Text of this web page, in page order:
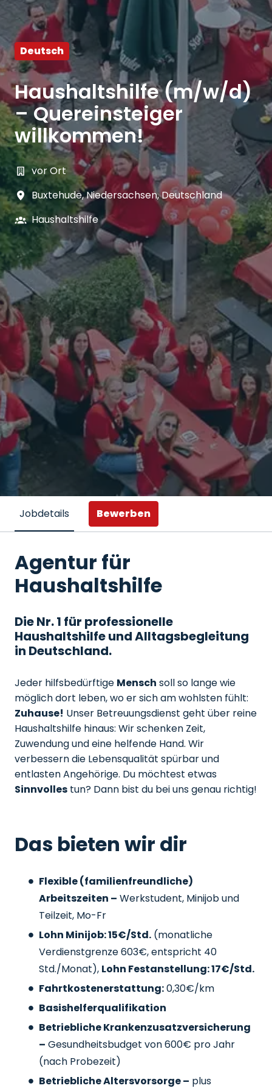
Deutsch
Haushaltshilfe (m/w/d)
– Quereinsteiger
willkommen!
vor Ort
Buxtehude,Niedersachsen,Deutschland
Haushaltshilfe
Jobdetails Bewerben
Agentur für
Haushaltshilfe
Die Nr. 1 für professionelle
Haushaltshilfe und Alltagsbegleitung
in Deutschland.
Jeder hilfsbedürftige Mensch soll so lange wie
möglich dort leben, wo er sich am wohlsten fühlt:
Zuhause! Unser Betreuungsdienst geht über reine
Haushaltshilfe hinaus: Wir schenken Zeit,
Zuwendung und eine helfende Hand. Wir
verbessern die Lebensqualität spürbar und
entlasten Angehörige. Du möchtest etwas
Sinnvolles tun? Dann bist du bei uns genau richtig!
Das bieten wir dir
Flexible (familienfreundliche)
Arbeitszeiten – Werkstudent, Minijob und
Teilzeit, Mo-Fr
Lohn Minijob: 15€/Std. (monatliche
Verdienstgrenze 603€, entspricht 40
Std./Monat), Lohn Festanstellung: 17€/Std.
Fahrtkostenerstattung:0,30€/km
Basishelferqualifikation
Betriebliche Krankenzusatzversicherung
– Gesundheitsbudget von 600€ pro Jahr
(nach Probezeit)
Betriebliche Altersvorsorge – plus